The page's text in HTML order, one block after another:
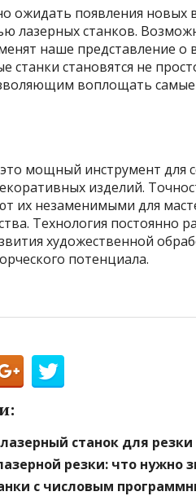
ожидать появления новых
лазерных станков.
наше представление
станки становятся не
воплощать
мощный инструмент для
изделий.
их незаменимыми для
Технология постоянно
художественной
потенциала.
станок для
резки: что нужно
с числовым